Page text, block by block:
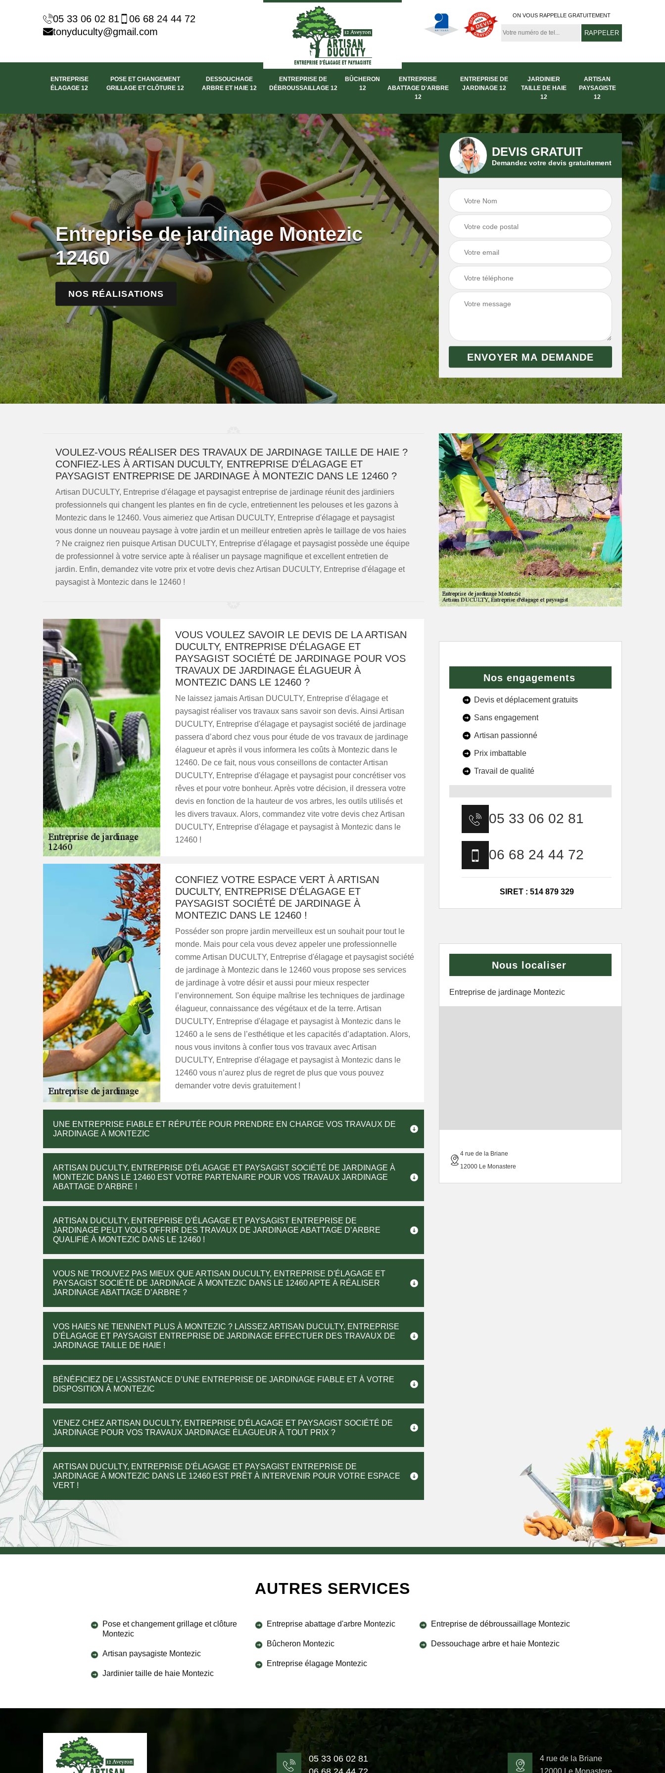
05 33 06 02 81
06 68 24 44 72
tonyduculty@gmail.com
ON VOUS RAPPELLE GRATUITEMENT
ENTREPRISE
ÉLAGAGE 12
POSE ET CHANGEMENT
GRILLAGE ET CLÔTURE 12
DESSOUCHAGE
ARBRE ET HAIE 12
ENTREPRISE DE
DÉBROUSSAILLAGE 12
BÛCHERON
12
ENTREPRISE
ABATTAGE D'ARBRE
12
ENTREPRISE DE
JARDINAGE 12
JARDINIER
TAILLE DE HAIE
12
ARTISAN
PAYSAGISTE
12
Entreprise de jardinage Montezic
12460
NOS RÉALISATIONS
DEVIS GRATUIT
Demandez votre devis gratuitement
VOULEZ-VOUS RÉALISER DES TRAVAUX DE JARDINAGE TAILLE DE HAIE ?
CONFIEZ-LES À ARTISAN DUCULTY, ENTREPRISE D'ÉLAGAGE ET
PAYSAGIST ENTREPRISE DE JARDINAGE À MONTEZIC DANS LE 12460 ?
Artisan DUCULTY, Entreprise d'élagage et paysagist entreprise de jardinage réunit des jardiniers
professionnels qui changent les plantes en fin de cycle, entretiennent les pelouses et les gazons à
Montezic dans le 12460. Vous aimeriez que Artisan DUCULTY, Entreprise d'élagage et paysagist
vous donne un nouveau paysage à votre jardin et un meilleur entretien après le taillage de vos haies
? Ne craignez rien puisque Artisan DUCULTY, Entreprise d'élagage et paysagist possède une équipe
de professionnel à votre service apte à réaliser un paysage magnifique et excellent entretien de
jardin. Enfin, demandez vite votre prix et votre devis chez Artisan DUCULTY, Entreprise d'élagage et
paysagist à Montezic dans le 12460 !
VOUS VOULEZ SAVOIR LE DEVIS DE LA ARTISAN
DUCULTY, ENTREPRISE D'ÉLAGAGE ET
PAYSAGIST SOCIÉTÉ DE JARDINAGE POUR VOS
TRAVAUX DE JARDINAGE ÉLAGUEUR À
MONTEZIC DANS LE 12460 ?
Ne laissez jamais Artisan DUCULTY, Entreprise d'élagage et
paysagist réaliser vos travaux sans savoir son devis. Ainsi Artisan
DUCULTY, Entreprise d'élagage et paysagist société de jardinage
passera d’abord chez vous pour étude de vos travaux de jardinage
élagueur et après il vous informera les coûts à Montezic dans le
12460. De ce fait, nous vous conseillons de contacter Artisan
DUCULTY, Entreprise d'élagage et paysagist pour concrétiser vos
rêves et pour votre bonheur. Après votre décision, il dressera votre
devis en fonction de la hauteur de vos arbres, les outils utilisés et
les divers travaux. Alors, commandez vite votre devis chez Artisan
DUCULTY, Entreprise d'élagage et paysagist à Montezic dans le
12460 !
CONFIEZ VOTRE ESPACE VERT À ARTISAN
DUCULTY, ENTREPRISE D'ÉLAGAGE ET
PAYSAGIST SOCIÉTÉ DE JARDINAGE À
MONTEZIC DANS LE 12460 !
Posséder son propre jardin merveilleux est un souhait pour tout le
monde. Mais pour cela vous devez appeler une professionnelle
comme Artisan DUCULTY, Entreprise d'élagage et paysagist société
de jardinage à Montezic dans le 12460 vous propose ses services
de jardinage à votre désir et aussi pour mieux respecter
l’environnement. Son équipe maîtrise les techniques de jardinage
élagueur, connaissance des végétaux et de la terre. Artisan
DUCULTY, Entreprise d'élagage et paysagist à Montezic dans le
12460 a le sens de l’esthétique et les capacités d’adaptation. Alors,
nous vous invitons à confier tous vos travaux avec Artisan
DUCULTY, Entreprise d'élagage et paysagist à Montezic dans le
12460 vous n’aurez plus de regret de plus que vous pouvez
demander votre devis gratuitement !
UNE ENTREPRISE FIABLE ET RÉPUTÉE POUR PRENDRE EN CHARGE VOS TRAVAUX DE
JARDINAGE À MONTEZIC
ARTISAN DUCULTY, ENTREPRISE D'ÉLAGAGE ET PAYSAGIST SOCIÉTÉ DE JARDINAGE À
MONTEZIC DANS LE 12460 EST VOTRE PARTENAIRE POUR VOS TRAVAUX JARDINAGE
ABATTAGE D’ARBRE !
ARTISAN DUCULTY, ENTREPRISE D'ÉLAGAGE ET PAYSAGIST ENTREPRISE DE
JARDINAGE PEUT VOUS OFFRIR DES TRAVAUX DE JARDINAGE ABATTAGE D’ARBRE
QUALIFIÉ À MONTEZIC DANS LE 12460 !
VOUS NE TROUVEZ PAS MIEUX QUE ARTISAN DUCULTY, ENTREPRISE D'ÉLAGAGE ET
PAYSAGIST SOCIÉTÉ DE JARDINAGE À MONTEZIC DANS LE 12460 APTE À RÉALISER
JARDINAGE ABATTAGE D’ARBRE ?
VOS HAIES NE TIENNENT PLUS À MONTEZIC ? LAISSEZ ARTISAN DUCULTY, ENTREPRISE
D'ÉLAGAGE ET PAYSAGIST ENTREPRISE DE JARDINAGE EFFECTUER DES TRAVAUX DE
JARDINAGE TAILLE DE HAIE !
BÉNÉFICIEZ DE L’ASSISTANCE D’UNE ENTREPRISE DE JARDINAGE FIABLE ET À VOTRE
DISPOSITION À MONTEZIC
VENEZ CHEZ ARTISAN DUCULTY, ENTREPRISE D'ÉLAGAGE ET PAYSAGIST SOCIÉTÉ DE
JARDINAGE POUR VOS TRAVAUX JARDINAGE ÉLAGUEUR À TOUT PRIX ?
ARTISAN DUCULTY, ENTREPRISE D'ÉLAGAGE ET PAYSAGIST ENTREPRISE DE
JARDINAGE À MONTEZIC DANS LE 12460 EST PRÊT À INTERVENIR POUR VOTRE ESPACE
VERT !
Nos engagements
Devis et déplacement gratuits
Sans engagement
Artisan passionné
Prix imbattable
Travail de qualité
05 33 06 02 81
06 68 24 44 72
SIRET : 514 879 329
Nous localiser
Entreprise de jardinage Montezic
4 rue de la Briane
12000 Le Monastere
AUTRES SERVICES
Pose et changement grillage et clôture
Montezic
Artisan paysagiste Montezic
Jardinier taille de haie Montezic
Entreprise abattage d'arbre Montezic
Bûcheron Montezic
Entreprise élagage Montezic
Entreprise de débroussaillage Montezic
Dessouchage arbre et haie Montezic
05 33 06 02 81
4 rue de la Briane
12000 Le Monastere